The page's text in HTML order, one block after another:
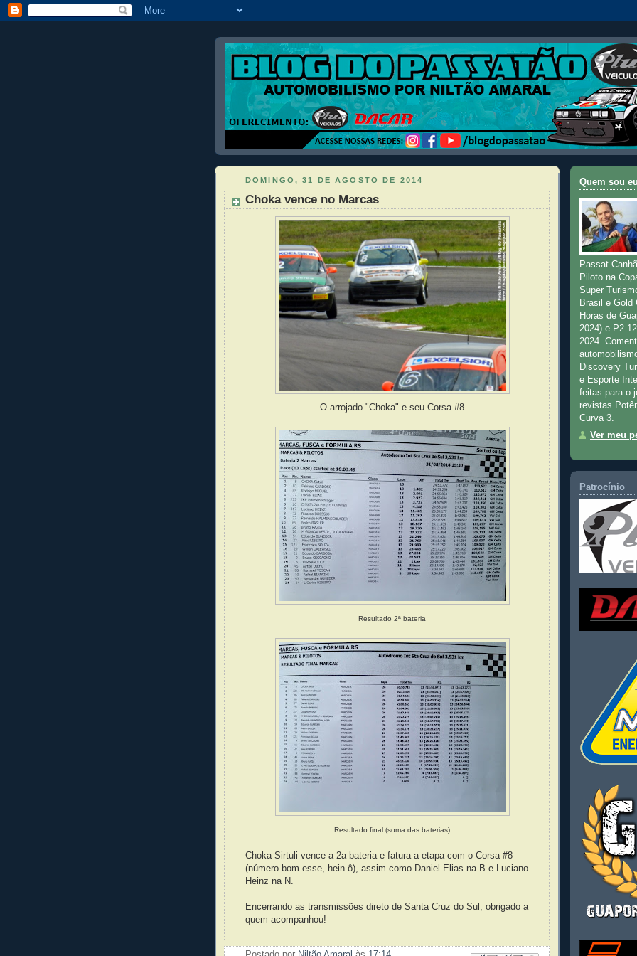
DOMINGO, 31 DE AGOSTO DE 2014
Choka vence no Marcas
O arrojado "Choka" e seu Corsa #8
Resultado 2ª bateria
Resultado final (soma das baterias)
Choka Sirtuli vence a 2a bateria e fatura a etapa com o Corsa #8
(número bom esse, hein ô), assim como Daniel Elias na B e Luciano
Heinz na N.
Encerrando as transmissões direto de Santa Cruz do Sul, obrigado a
quem acompanhou!
Quem sou
Passat
Piloto na
Super
Brasil e
Horas de
2024) e P2
2024.
Discovery
e Esporte
feitas para o
revistas
Curva 3.
Ver meu
Patrocínio